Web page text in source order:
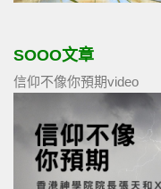
SOOO文章
信仰不像你預期video